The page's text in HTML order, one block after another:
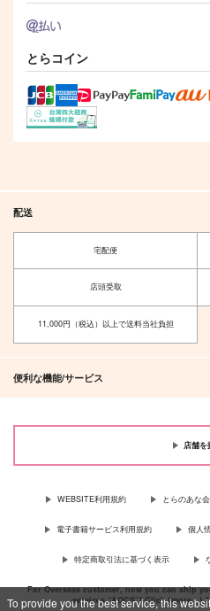
To provide you the best service, this
とらコイン
配送
宅配便
店頭受取
11,000円（税込）以上で送料当社負担
便利な機能/サービス
店舗を
WEBSITE利用規約 とらのあな
電子書籍サービス利用規約 個人
特定商取引法に基づく表示
For Overseas customer, now you can ship
services “AOCS”! Click